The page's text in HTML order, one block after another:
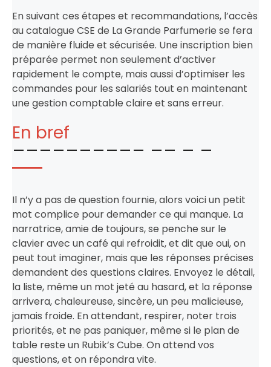
En suivant ces étapes et recommandations, l’accès
au catalogue CSE de La Grande Parfumerie se fera
de manière fluide et sécurisée. Une inscription bien
préparée permet non seulement d’activer
rapidement le compte, mais aussi d’optimiser les
commandes pour les salariés tout en maintenant
une gestion comptable claire et sans erreur.
En bref
Il n’y a pas de question fournie, alors voici un petit
mot complice pour demander ce qui manque. La
narratrice, amie de toujours, se penche sur le
clavier avec un café qui refroidit, et dit que oui, on
peut tout imaginer, mais que les réponses précises
demandent des questions claires. Envoyez le détail,
la liste, même un mot jeté au hasard, et la réponse
arrivera, chaleureuse, sincère, un peu malicieuse,
jamais froide. En attendant, respirer, noter trois
priorités, et ne pas paniquer, même si le plan de
table reste un Rubik’s Cube. On attend vos
questions, et on répondra vite.